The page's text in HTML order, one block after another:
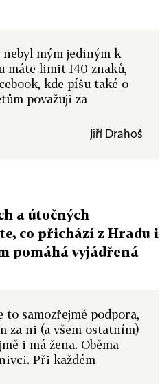
mým jediným k
máte limit 140 znaků,
kde píšu také o
považuji za
Jiří Drahoš
a útočných
co přichází z Hradu i
pomáhá vyjádřená
to samozřejmě podpora,
za ni (a všem ostatním)
i má žena. Oběma
Při každém